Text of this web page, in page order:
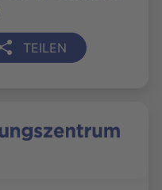
TEILEN